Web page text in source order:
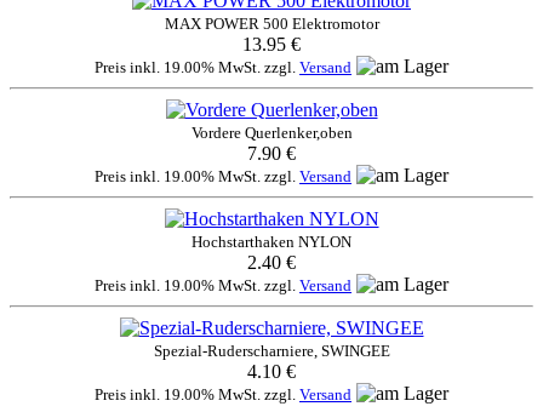
MAX POWER 500 Elektromotor
13.95 €
Preis inkl. 19.00% MwSt. zzgl. Versand
Vordere Querlenker,oben
7.90 €
Preis inkl. 19.00% MwSt. zzgl. Versand
Hochstarthaken NYLON
2.40 €
Preis inkl. 19.00% MwSt. zzgl. Versand
Spezial-Ruderscharniere, SWINGEE
4.10 €
Preis inkl. 19.00% MwSt. zzgl. Versand